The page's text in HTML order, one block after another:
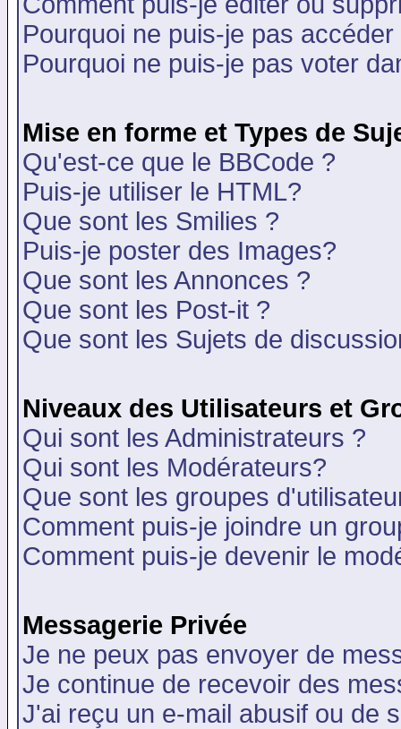
Pourquoi ne puis-je pas
Pourquoi ne puis-je pas voter
Mise en forme et Types de
Qu'est-ce que le BBCode ?
Puis-je utiliser le HTML?
Que sont les Smilies ?
Puis-je poster des Images?
Que sont les Annonces ?
Que sont les Post-it ?
Que sont les Sujets de
Niveaux des Utilisateurs et
Qui sont les Administrateurs ?
Qui sont les Modérateurs?
Que sont les groupes
Comment puis-je joindre un
Comment puis-je devenir le
Messagerie Privée
Je ne peux pas envoyer de
Je continue de recevoir des
J'ai reçu un e-mail abusif ou de